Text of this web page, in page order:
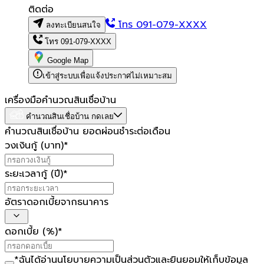
ติดต่อ
ลงทะเบียนสนใจ โทร091-079-XXXX
โทร 091-079-XXXX
Google Map
เข้าสู่ระบบเพื่อแจ้งประกาศไม่เหมาะสม
เครื่องมือคำนวณสินเชื่อบ้าน
คำนวณสินเชื่อบ้าน กดเลย
คำนวณสินเชื่อบ้าน ยอดผ่อนชำระต่อเดือน
วงเงินกู้ (บาท)*
ระยะเวลากู้ (ปี)*
อัตราดอกเบี้ยจากธนาคาร
ดอกเบี้ย (%)*
*ฉันได้อ่านนโยบายความเป็นส่วนตัวและยินยอมให้เก็บข้อมูล